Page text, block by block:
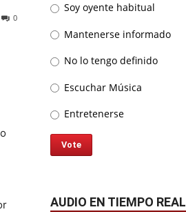
0
Soy oyente habitual
Mantenerse informado
No lo tengo definido
Escuchar Música
Entretenerse
AUDIO EN TIEMPO REAL